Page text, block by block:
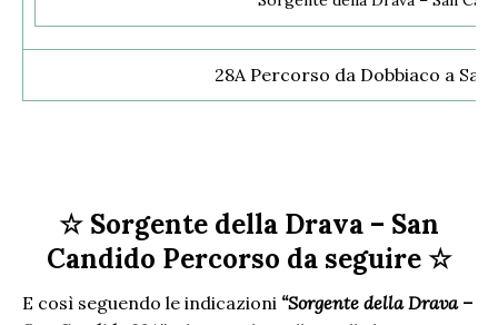
28A Percorso da Dobbiaco a San
☆ Sorgente della Drava – San
Candido Percorso da seguire ☆
E così seguendo le indicazioni “Sorgente della Drava –